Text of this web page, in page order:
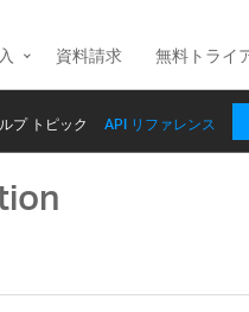
資料請求 無料トライ
プ トピック API リファレンス